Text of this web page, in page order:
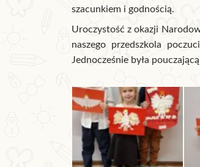
szacunkiem i godnością.
Uroczystość z okazji
naszego przedszkola
Jednocześnie była